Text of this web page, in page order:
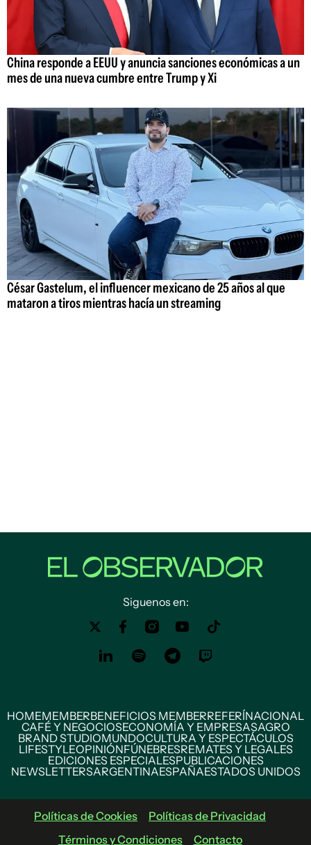
China responde a EEUU y anuncia sanciones económicas a un
mes de una nueva cumbre entre Trump y Xi
César Gastelum, el influencer mexicano de 25 años al que
mataron a tiros mientras hacía un streaming
Siguenos en:
HOMEMEMBERBENEFICIOS MEMBERREFERÍNACIONAL
CAFÉ Y NEGOCIOSECONOMÍA Y EMPRESASAGRO
BRAND STUDIOMUNDOCULTURA Y ESPECTÁCULOS
LIFESTYLEOPINIÓNFÚNEBRESREMATES Y LEGALES
EDICIONES ESPECIALESPUBLICACIONES
NEWSLETTERSARGENTINAESPAÑAESTADOS UNIDOS
Políticas de Cookies
Políticas de Privacidad
Términos y Condiciones
Contacto